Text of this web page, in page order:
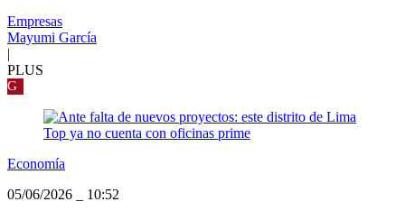
Empresas
Mayumi García
PLUS
G
Economía
05/06/2026
10:52